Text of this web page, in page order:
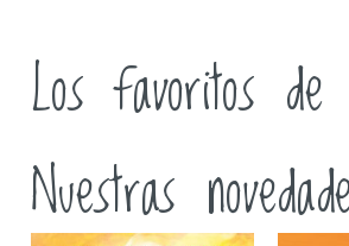
Los favoritos
Nuestras